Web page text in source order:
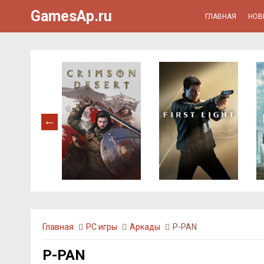
GamesAp.ru ГЛАВНАЯ
Главная PC игры Аркады P-PAN
P-PAN